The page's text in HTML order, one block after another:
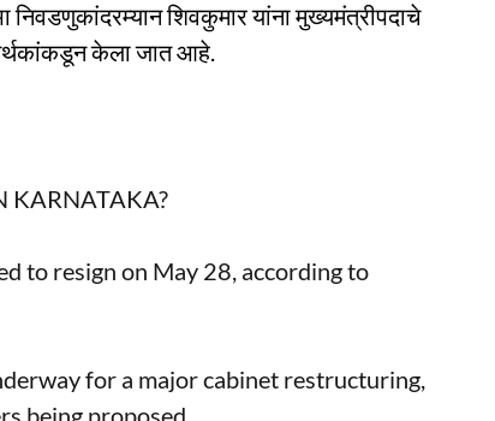
शिवकुमार यांना मुख्यमंत्रीपदाचे
केला जात आहे.
KARNATAKA?
to resign on May 28, according to
for a major cabinet restructuring,
being proposed…